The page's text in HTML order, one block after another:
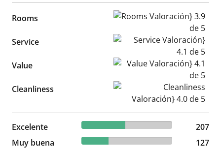
Rooms Rooms Valoración} 3.9 de 5
Service Service Valoración} 4.1 de 5
Value Value Valoración} 4.1 de 5
Cleanliness Cleanliness Valoración} 4.0
Excelente 48.03% reviewed Excelente
207 reviews
207
Muy buena
29.47% reviewed Muy buena
127 reviews
127